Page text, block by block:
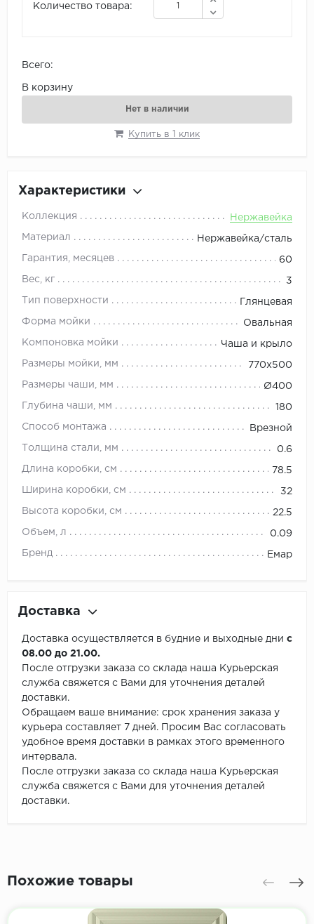
Количество товара:
Всего:
В корзину
Нет в наличии
Купить в 1 клик
Характеристики
Коллекция Нержавейка
Материал Нержавейка/сталь
Гарантия, месяцев 60
Вес, кг 3
Тип поверхности Глянцевая
Форма мойки Овальная
Компоновка мойки Чаша и крыло
Размеры мойки, мм 770х500
Размеры чаши, мм Ø400
Глубина чаши, мм 180
Способ монтажа Врезной
Толщина стали, мм 0.6
Длина коробки, см 78.5
Ширина коробки, см 32
Высота коробки, см 22.5
Объем, л 0.09
Бренд Емар
Доставка
Доставка осуществляется в будние и выходные дни с
08.00 до 21.00.
После отгрузки заказа со склада наша Курьерская
служба свяжется с Вами для уточнения деталей
доставки.
Обращаем ваше внимание: срок хранения заказа у
курьера составляет 7 дней. Просим Вас согласовать
удобное время доставки в рамках этого временного
интервала.
После отгрузки заказа со склада наша Курьерская
служба свяжется с Вами для уточнения деталей
доставки.
Похожие товары